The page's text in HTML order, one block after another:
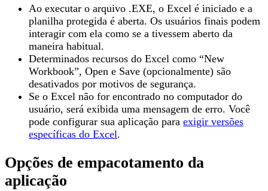
Ao executar o arquivo .EXE, o Excel é iniciado e a
planilha protegida é aberta. Os usuários finais podem
interagir com ela como se a tivessem aberto da
maneira habitual.
Determinados recursos do Excel como “New
Workbook”, Open e Save (opcionalmente) são
desativados por motivos de segurança.
Se o Excel não for encontrado no computador do
usuário, será exibida uma mensagem de erro. Você
pode configurar sua aplicação para exigir versões
específicas do Excel.
Opções de empacotamento da
aplicação